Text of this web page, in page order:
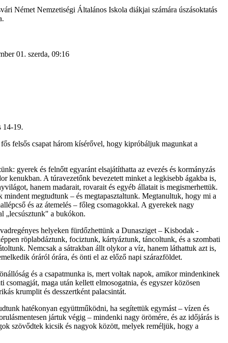
Német Nemzetiségi Általános Iskola diákjai számára úszásoktatás
01. szerda, 09:16
14-19.
felsős csapat három kísérővel, hogy kipróbáljuk magunkat a
gyerek és felnőtt egyaránt elsajátíthatta az evezés és kormányzás
kenukban. A túravezetőnk bevezetett minket a legkisebb ágakba is,
hanem madarait, rovarait és egyéb állatait is megismerhettük.
mindent megtudtunk – és megtapasztaltunk. Megtanultuk, hogy mi a
és az átemelés – főleg csomagokkal. A gyerekek nagy
„lecsúsztunk" a bukókon.
helyeken fürdőzhettünk a Dunasziget – Kisbodak -
röplabdáztunk, fociztunk, kártyáztunk, táncoltunk, és a szombati
Nemcsak a sátrakban állt olykor a víz, hanem láthattuk azt is,
óráról órára, és önti el az előző napi szárazföldet.
és a csapatmunka is, mert voltak napok, amikor mindenkinek
csomagját, maga után kellett elmosogatnia, és egyszer közösen
krumplit és desszertként palacsintát.
hatékonyan együttműködni, ha segítettük egymást – vízen és
jártuk végig – mindenki nagy örömére, és az időjárás is
szövődtek kicsik és nagyok között, melyek reméljük, hogy a